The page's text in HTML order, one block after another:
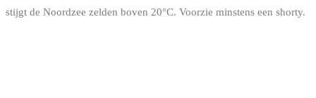
stijgt de Noordzee zelden boven 20°C. Voorzie minstens een shorty.